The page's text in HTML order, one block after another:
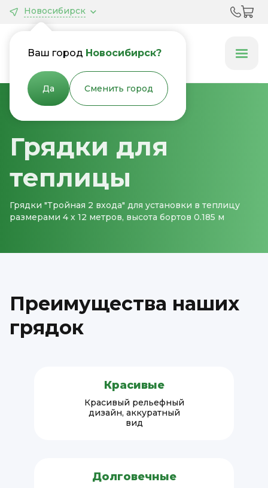
Новосибирск
Ваш город Новосибирск?
Да Сменить город
Грядки & Клумбы
Главная Грядки для теплицы
Грядки для
теплицы
Грядки "Тройная 2 входа" для установки в теплицу
размерами 4 х 12 метров, высота бортов 0.185 м
Преимущества наших
грядок
Красивые
Красивый рельефный
дизайн, аккуратный
вид
Долговечные